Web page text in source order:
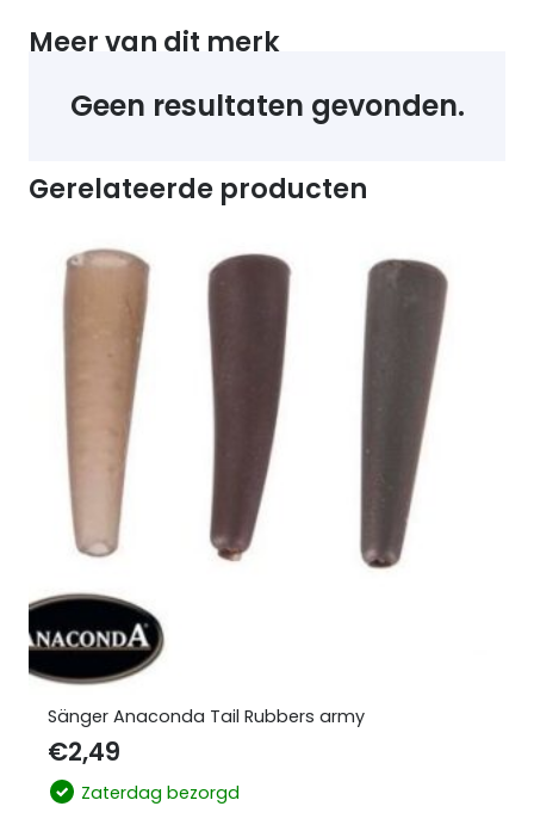
Meer van dit merk
Geen resultaten gevonden.
Gerelateerde producten
Sänger Anaconda Tail Rubbers army
€2,49
Zaterdag bezorgd